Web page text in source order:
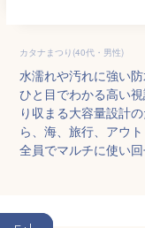
カタナまつり(40代・男性)
水濡れや汚れに強い
ひと目でわかる高い
り収まる大容量設計
ら、海、旅行、アウ
全員でマルチに使い